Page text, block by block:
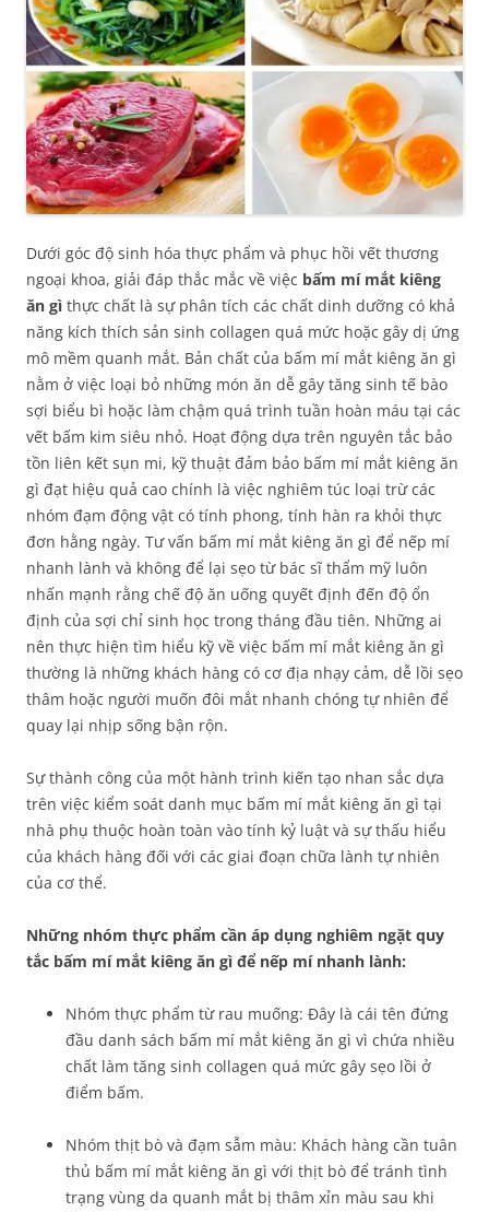
Dưới góc độ sinh hóa thực phẩm và phục hồi vết thương
ngoại khoa, giải đáp thắc mắc về việc bấm mí mắt kiêng
ăn gì thực chất là sự phân tích các chất dinh dưỡng có khả
năng kích thích sản sinh collagen quá mức hoặc gây dị ứng
mô mềm quanh mắt. Bản chất của bấm mí mắt kiêng ăn gì
nằm ở việc loại bỏ những món ăn dễ gây tăng sinh tế bào
sợi biểu bì hoặc làm chậm quá trình tuần hoàn máu tại các
vết bấm kim siêu nhỏ. Hoạt động dựa trên nguyên tắc bảo
tồn liên kết sụn mi, kỹ thuật đảm bảo bấm mí mắt kiêng ăn
gì đạt hiệu quả cao chính là việc nghiêm túc loại trừ các
nhóm đạm động vật có tính phong, tính hàn ra khỏi thực
đơn hằng ngày. Tư vấn bấm mí mắt kiêng ăn gì để nếp mí
nhanh lành và không để lại sẹo từ bác sĩ thẩm mỹ luôn
nhấn mạnh rằng chế độ ăn uống quyết định đến độ ổn
định của sợi chỉ sinh học trong tháng đầu tiên. Những ai
nên thực hiện tìm hiểu kỹ về việc bấm mí mắt kiêng ăn gì
thường là những khách hàng có cơ địa nhạy cảm, dễ lồi sẹo
thâm hoặc người muốn đôi mắt nhanh chóng tự nhiên để
quay lại nhịp sống bận rộn.
Sự thành công của một hành trình kiến tạo nhan sắc dựa
trên việc kiểm soát danh mục bấm mí mắt kiêng ăn gì tại
nhà phụ thuộc hoàn toàn vào tính kỷ luật và sự thấu hiểu
của khách hàng đối với các giai đoạn chữa lành tự nhiên
của cơ thể.
Những nhóm thực phẩm cần áp dụng nghiêm ngặt quy
tắc bấm mí mắt kiêng ăn gì để nếp mí nhanh lành:
Nhóm thực phẩm từ rau muống: Đây là cái tên đứng
đầu danh sách bấm mí mắt kiêng ăn gì vì chứa nhiều
chất làm tăng sinh collagen quá mức gây sẹo lồi ở
điểm bấm.
Nhóm thịt bò và đạm sẫm màu: Khách hàng cần tuân
thủ bấm mí mắt kiêng ăn gì với thịt bò để tránh tình
trạng vùng da quanh mắt bị thâm xỉn màu sau khi